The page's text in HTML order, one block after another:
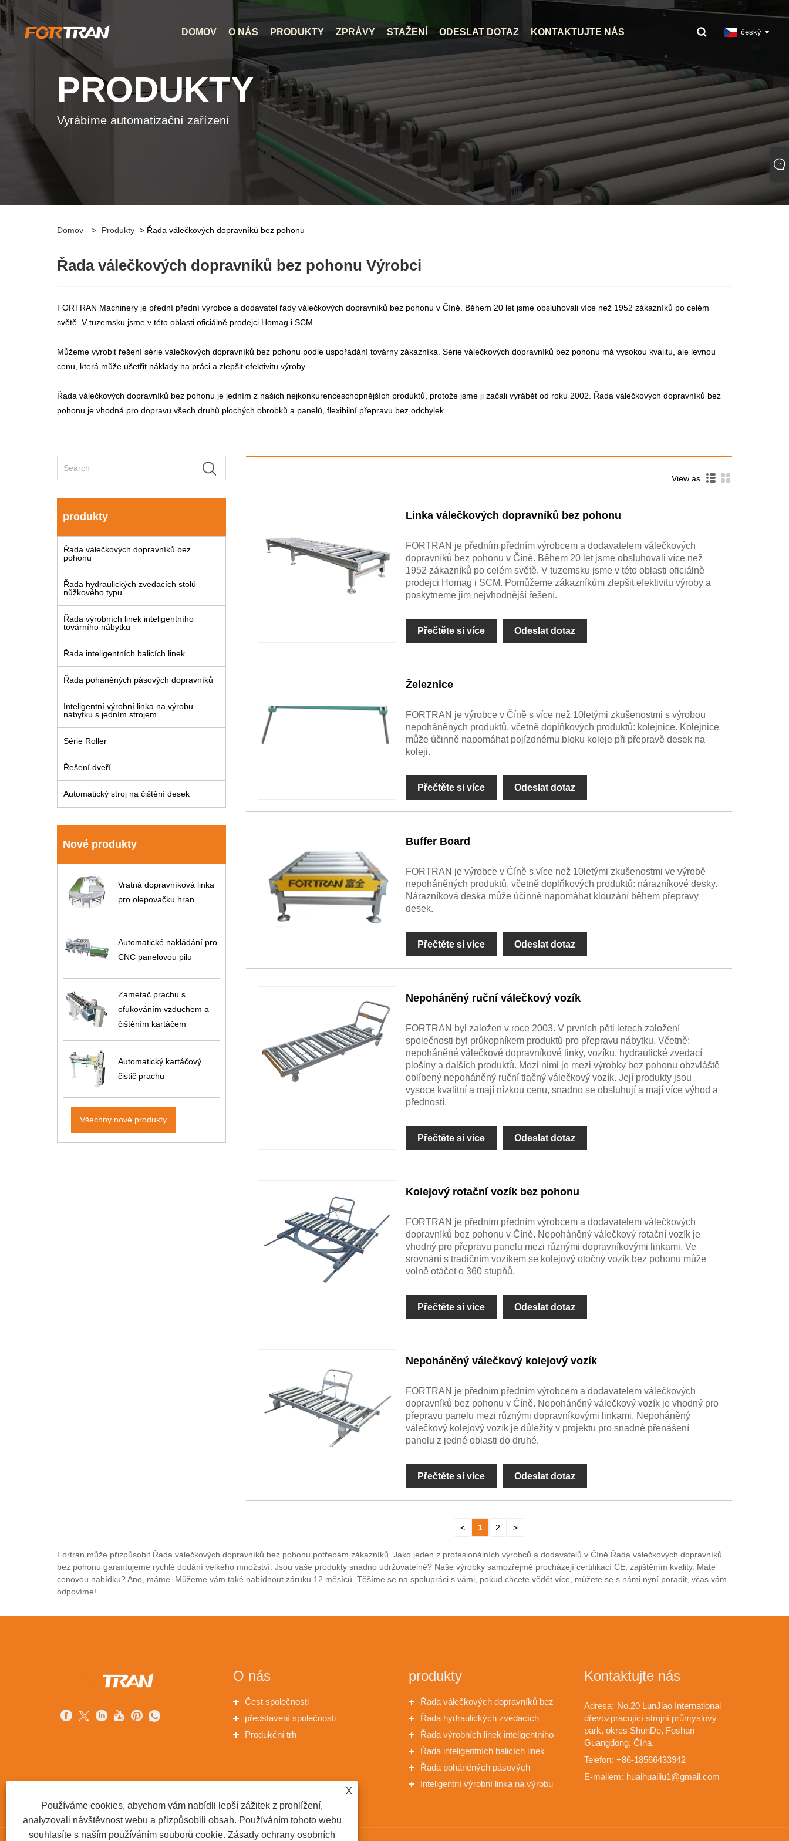
DOMOV O NÁS PRODUKTY ZPRÁVY STAŽENÍ ODESLAT DOTAZ KONTAKTUJTE NÁS český
PRODUKTY
Vyrábíme automatizační zařízení
Domov > Produkty > Řada válečkových dopravníků bez pohonu
Řada válečkových dopravníků bez pohonu Výrobci
FORTRAN Machinery je přední přední výrobce a dodavatel řady válečkových dopravníků bez pohonu v Číně. Během 20 let jsme obsluhovali více než 1952 zákazníků po celém
světě. V tuzemsku jsme v této oblasti oficiálně prodejci Homag i SCM.
Můžeme vyrobit řešení série válečkových dopravníků bez pohonu podle uspořádání továrny zákazníka. Série válečkových dopravníků bez pohonu má vysokou kvalitu, ale levnou
cenu, která může ušetřit náklady na práci a zlepšit efektivitu výroby
Řada válečkových dopravníků bez pohonu je jedním z našich nejkonkurenceschopnějších produktů, protože jsme ji začali vyrábět od roku 2002. Řada válečkových dopravníků bez
pohonu je vhodná pro dopravu všech druhů plochých obrobků a panelů, flexibilní přepravu bez odchylek.
produkty
Řada válečkových dopravníků bez
pohonu
Řada hydraulických zvedacích stolů
nůžkového typu
Řada výrobních linek inteligentního
továrního nábytku
Řada inteligentních balicích linek
Řada poháněných pásových dopravníků
Inteligentní výrobní linka na výrobu
nábytku s jedním strojem
Série Roller
Řešení dveří
Automatický stroj na čištění desek
Nové produkty
Vratná dopravníková linka
pro olepovačku hran
Automatické nakládání pro
CNC panelovou pilu
Zametač prachu s
ofukováním vzduchem a
čištěním kartáčem
Automatický kartáčový
čistič prachu
Všechny nové produkty
View as
Linka válečkových dopravníků bez pohonu
FORTRAN je předním předním výrobcem a dodavatelem válečkových
dopravníků bez pohonu v Číně. Během 20 let jsme obsluhovali více než
1952 zákazníků po celém světě. V tuzemsku jsme v této oblasti oficiálně
prodejci Homag i SCM. Pomůžeme zákazníkům zlepšit efektivitu výroby a
poskytneme jim nejvhodnější řešení.
Přečtěte si více Odeslat dotaz
Železnice
FORTRAN je výrobce v Číně s více než 10letými zkušenostmi s výrobou
nepoháněných produktů, včetně doplňkových produktů: kolejnice. Kolejnice
může účinně napomáhat pojízdnému bloku koleje při přepravě desek na
koleji.
Přečtěte si více Odeslat dotaz
Buffer Board
FORTRAN je výrobce v Číně s více než 10letými zkušenostmi ve výrobě
nepoháněných produktů, včetně doplňkových produktů: nárazníkové desky.
Nárazníková deska může účinně napomáhat klouzání během přepravy
desek.
Přečtěte si více Odeslat dotaz
Nepoháněný ruční válečkový vozík
FORTRAN byl založen v roce 2003. V prvních pěti letech založení
společnosti byl průkopníkem produktů pro přepravu nábytku. Včetně:
nepoháněné válečkové dopravníkové linky, vozíku, hydraulické zvedací
plošiny a dalších produktů. Mezi nimi je mezi výrobky bez pohonu obzvláště
oblíbený nepoháněný ruční tlačný válečkový vozík. Její produkty jsou
vysoce kvalitní a mají nízkou cenu, snadno se obsluhují a mají více výhod a
předností.
Přečtěte si více Odeslat dotaz
Kolejový rotační vozík bez pohonu
FORTRAN je předním předním výrobcem a dodavatelem válečkových
dopravníků bez pohonu v Číně. Nepoháněný válečkový rotační vozík je
vhodný pro přepravu panelu mezi různými dopravníkovými linkami. Ve
srovnání s tradičním vozíkem se kolejový otočný vozík bez pohonu může
volně otáčet o 360 stupňů.
Přečtěte si více Odeslat dotaz
Nepoháněný válečkový kolejový vozík
FORTRAN je předním předním výrobcem a dodavatelem válečkových
dopravníků bez pohonu v Číně. Nepoháněný válečkový vozík je vhodný pro
přepravu panelu mezi různými dopravníkovými linkami. Nepoháněný
válečkový kolejový vozík je důležitý v projektu pro snadné přenášení
panelu z jedné oblasti do druhé.
Přečtěte si více Odeslat dotaz
< 1 2 >
Fortran může přizpůsobit Řada válečkových dopravníků bez pohonu potřebám zákazníků. Jako jeden z profesionálních výrobců a dodavatelů v Číně Řada válečkových dopravníků
bez pohonu garantujeme rychlé dodání velkého množství. Jsou vaše produkty snadno udržovatelné? Naše výrobky samozřejmě procházejí certifikací CE, zajištěním kvality. Máte
cenovou nabídku? Ano, máme. Můžeme vám také nabídnout záruku 12 měsíců. Těšíme se na spolupráci s vámi, pokud chcete vědět více, můžete se s námi nyní poradit, včas vám
odpovíme!
O nás
Čest společnosti
představení společnosti
Produkční trh
produkty
Řada válečkových dopravníků bez
pohonu
Řada hydraulických zvedacích
stolů nůžkového typu
Řada výrobních linek inteligentního
továrního nábytku
Řada inteligentních balicích linek
Řada poháněných pásových
dopravníků
Inteligentní výrobní linka na výrobu
Kontaktujte nás
Adresa: No.20 LunJiao International
dřevozpracující strojní průmyslový
park, okres ShunDe, Foshan
Guangdong, Čína.
Telefon: +86-18566433942
E-mailem: huaihuailiu1@gmail.com
X
Používáme cookies, abychom vám nabídli lepší zážitek z prohlížení,
analyzovali návštěvnost webu a přizpůsobili obsah. Používáním tohoto webu
souhlasíte s naším používáním souborů cookie. Zásady ochrany osobních